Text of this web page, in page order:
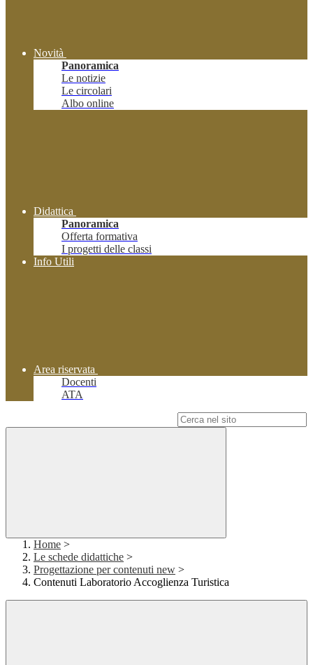
Novità
Panoramica
Le notizie
Le circolari
Albo online
Didattica
Panoramica
Offerta formativa
I progetti delle classi
Info Utili
Area riservata
Docenti
ATA
Home >
Le schede didattiche >
Progettazione per contenuti new >
Contenuti Laboratorio Accoglienza Turistica